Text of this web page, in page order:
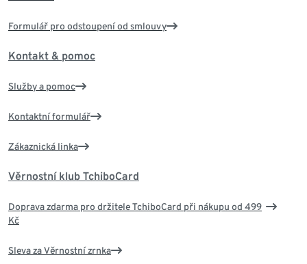
Formulář pro odstoupení od smlouvy
Kontakt & pomoc
Služby a pomoc
Kontaktní formulář
Zákaznická linka
Věrnostní klub TchiboCard
Doprava zdarma pro držitele TchiboCard při nákupu od 499
Kč
Sleva za Věrnostní zrnka